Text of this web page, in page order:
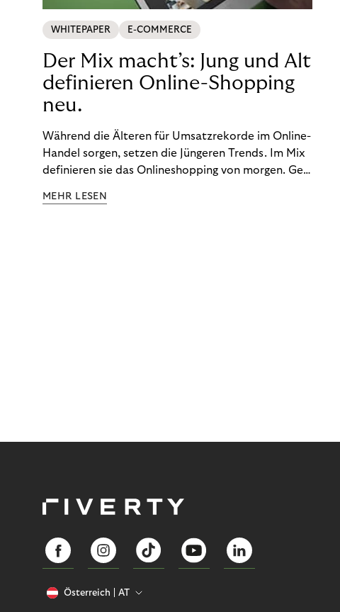
WHITEPAPER E-COMMERCE
Der Mix macht’s: Jung und Alt
definieren Online-Shopping
neu.
Während die Älteren für Umsatzrekorde im Online-
Handel sorgen, setzen die Jüngeren Trends. Im Mix
definieren sie das Onlineshopping von morgen. Gen
gemeinsame Leidenschaft - allerdings
MEHR LESEN
Österreich AT